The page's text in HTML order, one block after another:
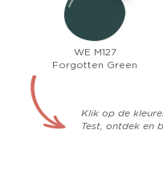
WE M127
Forgotten Green
Klik op de
Test, ontdek en